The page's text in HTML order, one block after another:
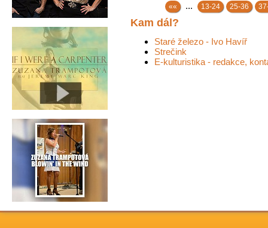
«« ... 13-24 25-36
Kam dál?
Staré železo - Ivo Havíř
Strečink
E-kulturistika - redakce,